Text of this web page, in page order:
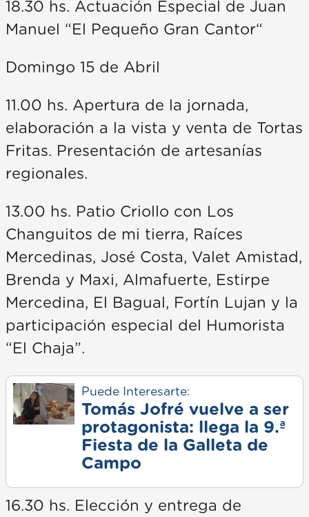
18.30 hs. Actuación Especial de Juan
Manuel “El Pequeño Gran Cantor“
Domingo 15 de Abril
11.00 hs. Apertura de la jornada,
elaboración a la vista y venta de Tortas
Fritas. Presentación de artesanías
regionales.
13.00 hs. Patio Criollo con Los
Changuitos de mi tierra, Raíces
Mercedinas, José Costa, Valet Amistad,
Brenda y Maxi, Almafuerte, Estirpe
Mercedina, El Bagual, Fortín Lujan y la
participación especial del Humorista
“El Chaja”.
Puede Interesarte:
Tomás Jofré vuelve a ser
protagonista: llega la 9.ª
Fiesta de la Galleta de
Campo
16.30 hs. Elección y entrega de